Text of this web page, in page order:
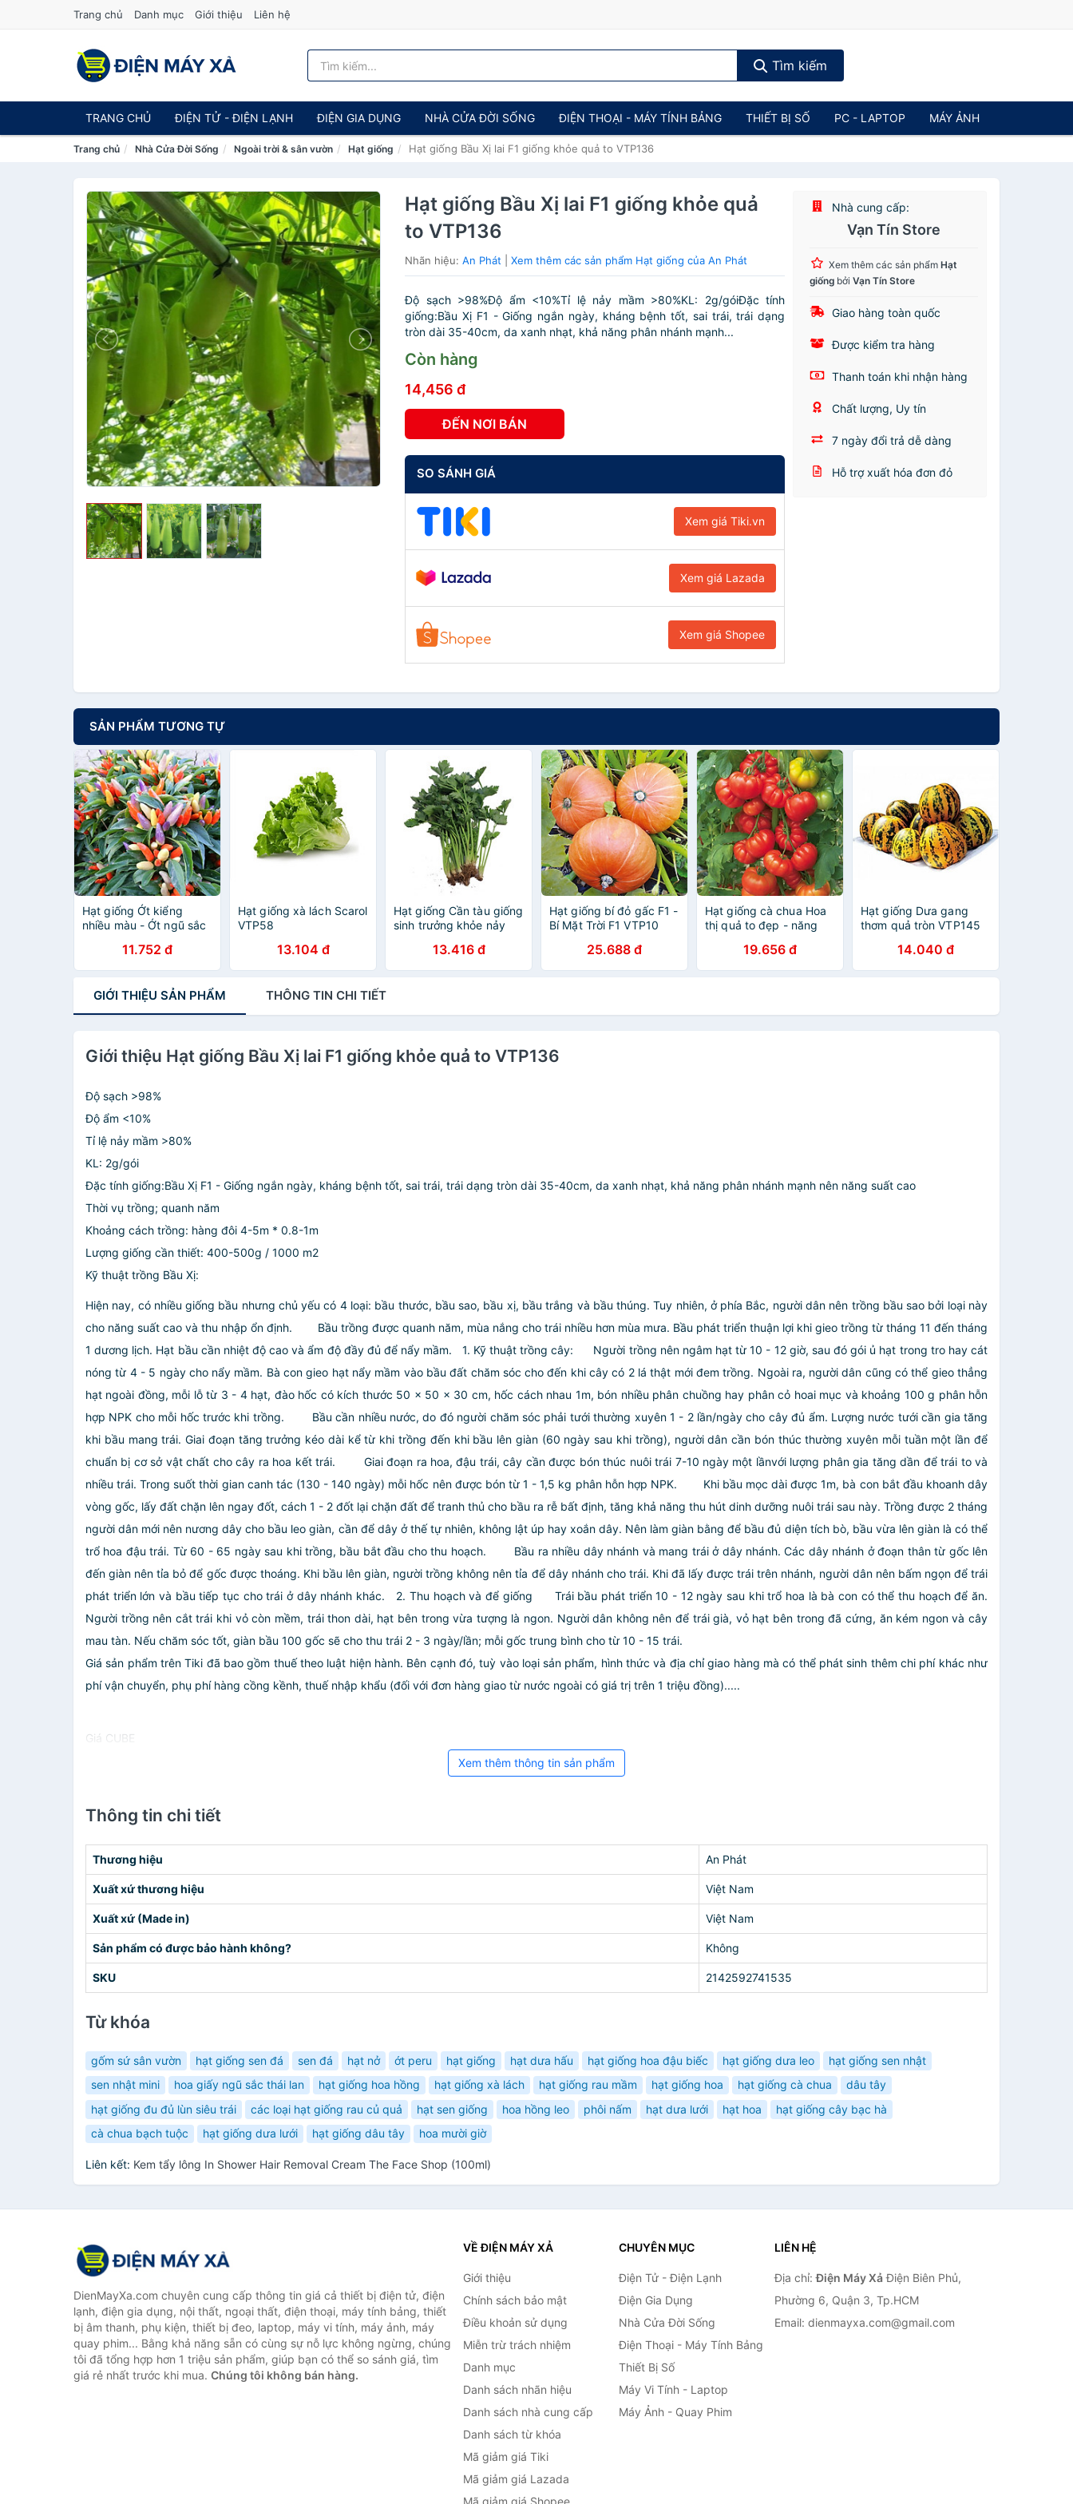
Trang chủ Danh mục Giới thiệu Liên hệ
Tìm kiếm
TRANG CHỦ ĐIỆN TỬ - ĐIỆN LẠNH ĐIỆN GIA DỤNG NHÀ CỬA ĐỜI SỐNG ĐIỆN THOẠI - MÁY TÍNH BẢNG THIẾT BỊ SỐ PC - LAPTOP MÁY ẢNH
Trang chủ Nhà Cửa Đời Sống Ngoài trời & sân vườn Hạt giống Hạt giống Bầu Xị lai F1 giống khỏe quả to VTP136
Hạt giống Bầu Xị lai F1 giống khỏe quả
to VTP136
Nhãn hiệu:An Phát |Xem thêm các sản phẩm Hạt giống của An Phát
Độ sạch >98%Độ ẩm <10%Tỉ lệ nảy mầm >80%KL: 2g/góiĐặc tính
giống:Bầu Xị F1 - Giống ngắn ngày, kháng bệnh tốt, sai trái, trái dạng
tròn dài 35-40cm, da xanh nhạt, khả năng phân nhánh mạnh...
Còn hàng
14,456 đ
ĐẾN NƠI BÁN
SO SÁNH GIÁ
Xem giá Tiki.vn
Xem giá Lazada
Xem giá Shopee
Nhà cung cấp:
Vạn Tín Store
Xem thêm các sản phẩmHạt
giống bởiVạn Tín Store
Giao hàng toàn quốc
Được kiểm tra hàng
Thanh toán khi nhận hàng
Chất lượng, Uy tín
7 ngày đổi trả dễ dàng
Hỗ trợ xuất hóa đơn đỏ
SẢN PHẨM TƯƠNG TỰ
Hạt giống Ớt kiểng
nhiều màu - Ớt ngũ sắc
11.752 đ
Hạt giống xà lách Scarol
VTP58
13.104 đ
Hạt giống Cần tàu giống
sinh trưởng khỏe nảy
13.416 đ
Hạt giống bí đỏ gấc F1 -
Bí Mặt Trời F1 VTP10
25.688 đ
Hạt giống cà chua Hoa
thị quả to đẹp - năng
19.656 đ
Hạt giống Dưa gang
thơm quả tròn VTP145
14.040 đ
GIỚI THIỆU SẢN PHẨM THÔNG TIN CHI TIẾT
Giới thiệu Hạt giống Bầu Xị lai F1 giống khỏe quả to VTP136
Độ sạch >98%
Độ ẩm <10%
Tỉ lệ nảy mầm >80%
KL: 2g/gói
Đặc tính giống:Bầu Xị F1 - Giống ngắn ngày, kháng bệnh tốt, sai trái, trái dạng tròn dài 35-40cm, da xanh nhạt, khả năng phân nhánh mạnh nên năng suất cao
Thời vụ trồng; quanh năm
Khoảng cách trồng: hàng đôi 4-5m * 0.8-1m
Lượng giống cần thiết: 400-500g / 1000 m2
Kỹ thuật trồng Bầu Xị:
Hiện nay, có nhiều giống bầu nhưng chủ yếu có 4 loại: bầu thước, bầu sao, bầu xị, bầu trắng và bầu thúng. Tuy nhiên, ở phía Bắc, người dân nên trồng bầu sao bởi loại này
cho năng suất cao và thu nhập ổn định.
Bầu trồng được quanh năm, mùa nắng cho trái nhiều hơn mùa mưa. Bầu phát triển thuận lợi khi gieo trồng từ tháng 11 đến tháng
1 dương lịch. Hạt bầu cần nhiệt độ cao và ẩm độ đầy đủ để nẩy mầm.
1. Kỹ thuật trồng cây:
Người trồng nên ngâm hạt từ 10 - 12 giờ, sau đó gói ủ hạt trong tro hay cát
nóng từ 4 - 5 ngày cho nẩy mầm. Bà con gieo hạt nẩy mầm vào bầu đất chăm sóc cho đến khi cây có 2 lá thật mới đem trồng. Ngoài ra, người dân cũng có thể gieo thẳng
hạt ngoài đồng, mỗi lỗ từ 3 - 4 hạt, đào hốc có kích thước 50 x 50 x 30 cm, hốc cách nhau 1m, bón nhiều phân chuồng hay phân cỏ hoai mục và khoảng 100 g phân hỗn
hợp NPK cho mỗi hốc trước khi trồng.
Bầu cần nhiều nước, do đó người chăm sóc phải tưới thường xuyên 1 - 2 lần/ngày cho cây đủ ẩm. Lượng nước tưới cần gia tăng
khi bầu mang trái. Giai đoạn tăng trưởng kéo dài kể từ khi trồng đến khi bầu lên giàn (60 ngày sau khi trồng), người dân cần bón thúc thường xuyên mỗi tuần một lần để
chuẩn bị cơ sở vật chất cho cây ra hoa kết trái.
Giai đoạn ra hoa, đậu trái, cây cần được bón thúc nuôi trái 7-10 ngày một lầnvới lượng phân gia tăng dần để trái to và
nhiều trái. Trong suốt thời gian canh tác (130 - 140 ngày) mỗi hốc nên được bón từ 1 - 1,5 kg phân hỗn hợp NPK.
Khi bầu mọc dài được 1m, bà con bắt đầu khoanh dây
vòng gốc, lấy đất chặn lên ngay đốt, cách 1 - 2 đốt lại chặn đất để tranh thủ cho bầu ra rễ bất định, tăng khả năng thu hút dinh dưỡng nuôi trái sau này. Trồng được 2 tháng
người dân mới nên nương dây cho bầu leo giàn, cần để dây ở thế tự nhiên, không lật úp hay xoắn dây. Nên làm giàn bằng để bầu đủ diện tích bò, bầu vừa lên giàn là có thể
trổ hoa đậu trái. Từ 60 - 65 ngày sau khi trồng, bầu bắt đầu cho thu hoạch.
Bầu ra nhiều dây nhánh và mang trái ở dây nhánh. Các dây nhánh ở đoạn thân từ gốc lên
đến giàn nên tỉa bỏ để gốc được thoáng. Khi bầu lên giàn, người trồng không nên tỉa để dây nhánh cho trái. Khi đã lấy được trái trên nhánh, người dân nên bấm ngọn để trái
phát triển lớn và bầu tiếp tục cho trái ở dây nhánh khác.
2. Thu hoạch và để giống
Trái bầu phát triển 10 - 12 ngày sau khi trổ hoa là bà con có thể thu hoạch để ăn.
Người trồng nên cắt trái khi vỏ còn mềm, trái thon dài, hạt bên trong vừa tượng là ngon. Người dân không nên để trái già, vỏ hạt bên trong đã cứng, ăn kém ngon và cây
mau tàn. Nếu chăm sóc tốt, giàn bầu 100 gốc sẽ cho thu trái 2 - 3 ngày/lần; mỗi gốc trung bình cho từ 10 - 15 trái.
Giá sản phẩm trên Tiki đã bao gồm thuế theo luật hiện hành. Bên cạnh đó, tuỳ vào loại sản phẩm, hình thức và địa chỉ giao hàng mà có thể phát sinh thêm chi phí khác như
phí vận chuyển, phụ phí hàng cồng kềnh, thuế nhập khẩu (đối với đơn hàng giao từ nước ngoài có giá trị trên 1 triệu đồng).....
Giá CUBE
Xem thêm thông tin sản phẩm
Thông tin chi tiết
Thương hiệu An Phát
Xuất xứ thương hiệu Việt Nam
Xuất xứ (Made in) Việt Nam
Sản phẩm có được bảo hành không? Không
SKU 2142592741535
Từ khóa
gốm sứ sân vườn hạt giống sen đá sen đá hạt nở ớt peru hạt giống hạt dưa hấu hạt giống hoa đậu biếc hạt giống dưa leo
hạt giống sen nhật
sen nhật mini
hoa giấy ngũ sắc thái lan hạt giống hoa hồng hạt giống xà lách hạt giống rau mầm hạt giống hoa hạt giống cà chua
dâu tây
hạt giống đu đủ lùn siêu trái
các loại hạt giống rau củ quả hạt sen giống hoa hồng leo phôi nấm hạt dưa lưới hạt hoa
hạt giống cây bạc hà
cà chua bạch tuộc
hạt giống dưa lưới hạt giống dâu tây hoa mười giờ
Liên kết: Kem tẩy lông In Shower Hair Removal Cream The Face Shop (100ml)
DienMayXa.com chuyên cung cấp thông tin giá cả thiết bị điện tử, điện
lạnh, điện gia dụng, nội thất, ngoại thất, điện thoại, máy tính bảng, thiết
bị âm thanh, phụ kiện, thiết bị đeo, laptop, máy vi tính, máy ảnh, máy
quay phim... Bằng khả năng sẵn có cùng sự nỗ lực không ngừng, chúng
tôi đã tổng hợp hơn 1 triệu sản phẩm, giúp bạn có thể so sánh giá, tìm
giá rẻ nhất trước khi mua. Chúng tôi không bán hàng.
VỀ ĐIỆN MÁY XẢ
Giới thiệu
Chính sách bảo mật
Điều khoản sử dụng
Miễn trừ trách nhiệm
Danh mục
Danh sách nhãn hiệu
Danh sách nhà cung cấp
Danh sách từ khóa
Mã giảm giá Tiki
Mã giảm giá Lazada
Mã giảm giá Shopee
CHUYÊN MỤC
Điện Tử - Điện Lạnh
Điện Gia Dụng
Nhà Cửa Đời Sống
Điện Thoại - Máy Tính Bảng
Thiết Bị Số
Máy Vi Tính - Laptop
Máy Ảnh - Quay Phim
LIÊN HỆ
Địa chỉ:Điện Máy XảĐiện Biên Phủ,
Phường 6, Quận 3, Tp.HCM
Email: dienmayxa.com@gmail.com